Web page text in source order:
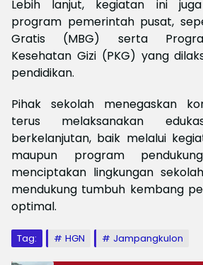
Lebih lanjut, kegiatan ini
program pemerintah pusat,
Gratis (MBG) serta
Kesehatan Gizi (PKG) yang
pendidikan.
Pihak sekolah menegaskan
terus melaksanakan
berkelanjutan, baik melalui
maupun program
menciptakan lingkungan
mendukung tumbuh kembang
optimal.
Tag: HGN Jampangkulon